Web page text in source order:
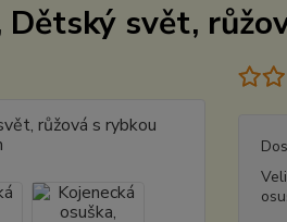
Dětský svět,